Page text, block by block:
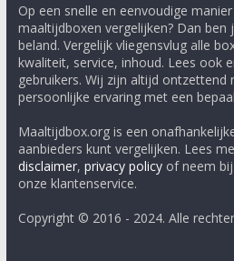
Op een snelle en eenvoudige
maaltijdboxen vergelijken? Dan ben
beland. Vergelijk vliegensvlug alle
kwaliteit, service, inhoud. Lees ook
gebruikers. Wij zijn altijd ontzettend
persoonlijke ervaring met een
Maaltijdbox.org is een
aanbieders kunt vergelijken. Lees
disclaimer, privacy policyof neem bij
onze klantenservice.
Copyright © 2016 - 2024. Alle